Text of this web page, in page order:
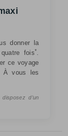
donner la
fois*.
ce voyage
À vous les
d’un